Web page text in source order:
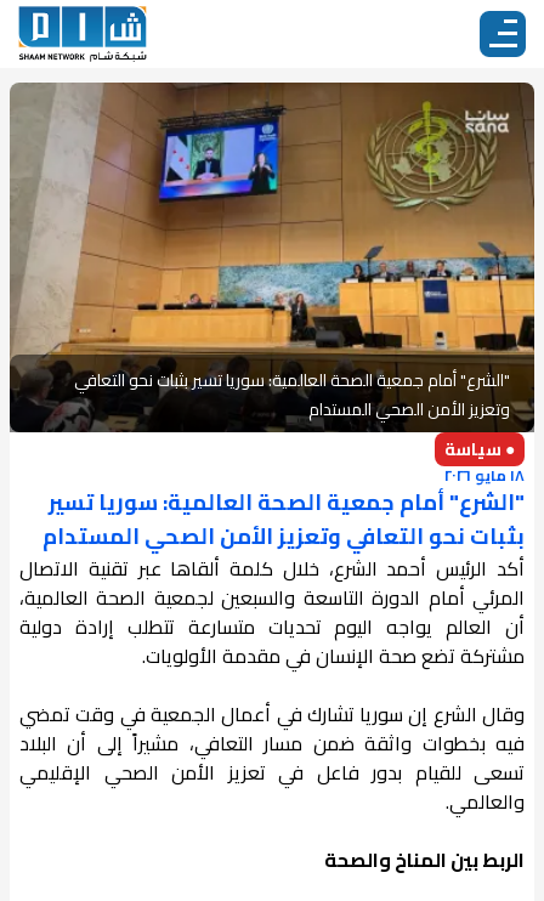
"الشرع" أمام جمعية الصحة العالمية: سوريا تسير بثبات نحو التعافي
وتعزيز الأمن الصحي المستدام
● سياسة
١٨ مايو ٢٠٢٦
"الشرع" أمام جمعية الصحة العالمية: سوريا تسير
بثبات نحو التعافي وتعزيز الأمن الصحي المستدام
أكد الرئيس أحمد الشرع، خلال كلمة ألقاها عبر تقنية الاتصال
المرئي أمام الدورة التاسعة والسبعين لجمعية الصحة العالمية،
أن العالم يواجه اليوم تحديات متسارعة تتطلب إرادة دولية
مشتركة تضع صحة الإنسان في مقدمة الأولويات.
وقال الشرع إن سوريا تشارك في أعمال الجمعية في وقت تمضي
فيه بخطوات واثقة ضمن مسار التعافي، مشيراً إلى أن البلاد
تسعى للقيام بدور فاعل في تعزيز الأمن الصحي الإقليمي
والعالمي.
الربط بين المناخ والصحة